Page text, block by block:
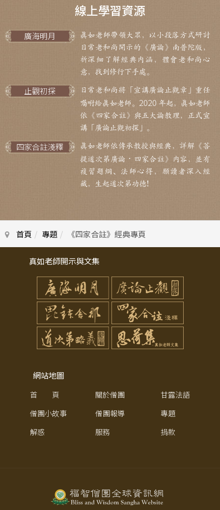
線上學習資源
廣海明月
真如老師帶領大眾，以小段落方式研討
日常老和尚開示的《廣論》南普陀版，
祈深細了解經典內涵，體會老和尚心
意，找到修行下手處。
止觀初探
日常老和尚將「宣講廣論止觀章」重任
囑咐給真如老師。 2020 年起，真如老師
依《四家合註》與五大論教理，正式宣
講「廣論止觀初探」。
四家合註淺釋
真如老師依傳承教授與經典，詳解《菩
提道次第廣論 ． 四家合註》內容，並有
複習題綱、法師心得，願讀者深入經
藏，生起道次第功德！
首頁 專題 《四家合註》經典專頁
真如老師開示與文集
網站地圖
首 頁 關於僧團
甘露法語
僧團小故事
僧團報導
專題
解惑
服務 捐款